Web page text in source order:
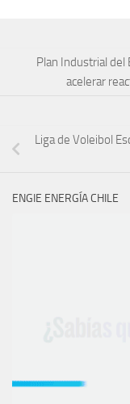
Plan Industrial del
acelerar
Liga de Voleibol
ENGIE ENERGÍA CHILE